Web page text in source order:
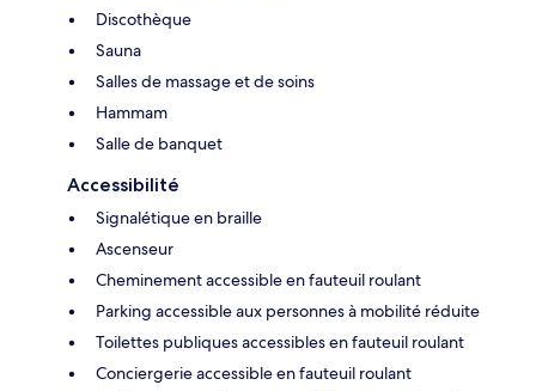
Discothèque
Sauna
Salles de massage et de soins
Hammam
Salle de banquet
Accessibilité
Signalétique en braille
Ascenseur
Cheminement accessible en fauteuil roulant
Parking accessible aux personnes à mobilité réduite
Toilettes publiques accessibles en fauteuil roulant
Conciergerie accessible en fauteuil roulant